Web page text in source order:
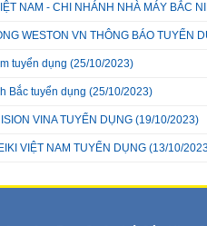
NAM - CHI NHÁNH NHÀ MÁY BẮC
WESTON VN THÔNG BÁO TUYỂN
tuyển dụng (25/10/2023)
Bắc tuyển dụng (25/10/2023)
VINA TUYỂN DỤNG (19/10/2023)
VIỆT NAM TUYỂN DỤNG (13/10/